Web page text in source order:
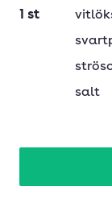
1 st
salt